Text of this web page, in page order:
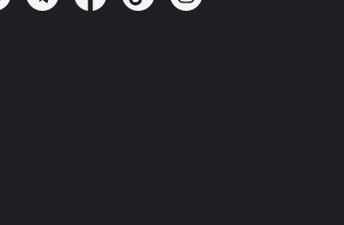
Головні новини